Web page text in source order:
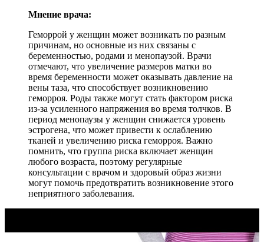
Мнение врача:
Геморрой у женщин может возникать по разным
причинам, но основные из них связаны с
беременностью, родами и менопаузой. Врачи
отмечают, что увеличение размеров матки во
время беременности может оказывать давление на
вены таза, что способствует возникновению
геморроя. Роды также могут стать фактором риска
из-за усиленного напряжения во время толчков. В
период менопаузы у женщин снижается уровень
эстрогена, что может привести к ослаблению
тканей и увеличению риска геморроя. Важно
помнить, что группа риска включает женщин
любого возраста, поэтому регулярные
консультации с врачом и здоровый образ жизни
могут помочь предотвратить возникновение этого
неприятного заболевания.